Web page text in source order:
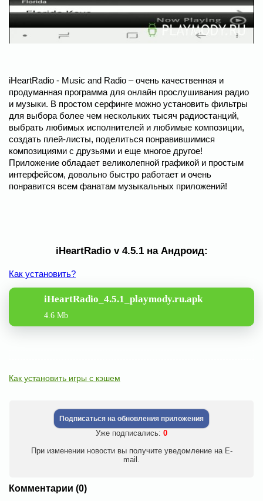
iHeartRadio - Music and Radio – очень качественная и
продуманная программа для онлайн прослушивания радио
и музыки. В простом серфинге можно установить фильтры
для выбора более чем нескольких тысяч радиостанций,
выбрать любимых исполнителей и любимые композиции,
создать плей-листы, поделиться понравившимися
композициями с друзьями и еще многое другое!
Приложение обладает великолепной графикой и простым
интерфейсом, довольно быстро работает и очень
понравится всем фанатам музыкальных приложений!
iHeartRadio v 4.5.1 на Андроид:
Как установить?
iHeartRadio_4.5.1_playmody.ru.apk
4.6 Mb
Как установить игры с кэшем
Подписаться на обновления приложения
Уже подписались: 0
При изменении новости вы получите уведомление на E-
mail.
Комментарии (0)